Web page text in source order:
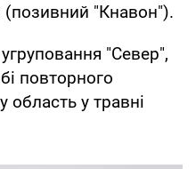
(позивний "Кнавон").
"Север",
повторного
область у травні